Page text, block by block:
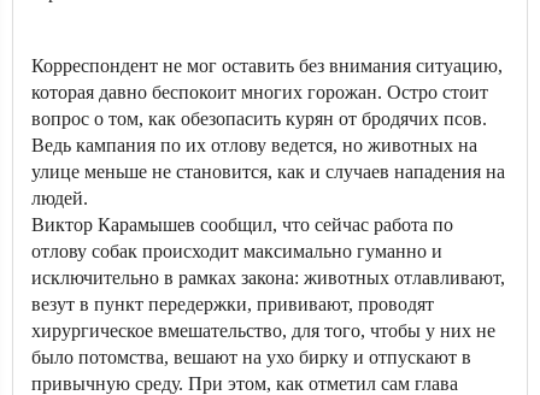
Корреспондент не мог оставить без внимания ситуацию,
которая давно беспокоит многих горожан. Остро стоит
вопрос о том, как обезопасить курян от бродячих псов.
Ведь кампания по их отлову ведется, но животных на
улице меньше не становится, как и случаев нападения на
людей.
Виктор Карамышев сообщил, что сейчас работа по
отлову собак происходит максимально гуманно и
исключительно в рамках закона: животных отлавливают,
везут в пункт передержки, прививают, проводят
хирургическое вмешательство, для того, чтобы у них не
было потомства, вешают на ухо бирку и отпускают в
привычную среду. При этом, как отметил сам глава